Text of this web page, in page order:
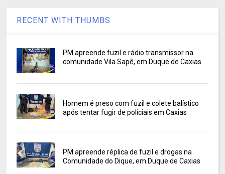
RECENT WITH THUMBS
PM apreende fuzil e rádio transmissor na
comunidade Vila Sapê, em Duque de Caxias
Homem é preso com fuzil e colete balístico
após tentar fugir de policiais em Caxias
PM apreende réplica de fuzil e drogas na
Comunidade do Dique, em Duque de Caxias